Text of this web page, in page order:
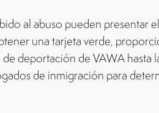
al abuso pueden presentar
una tarjeta verde,
deportación de VAWA hasta
de inmigración para